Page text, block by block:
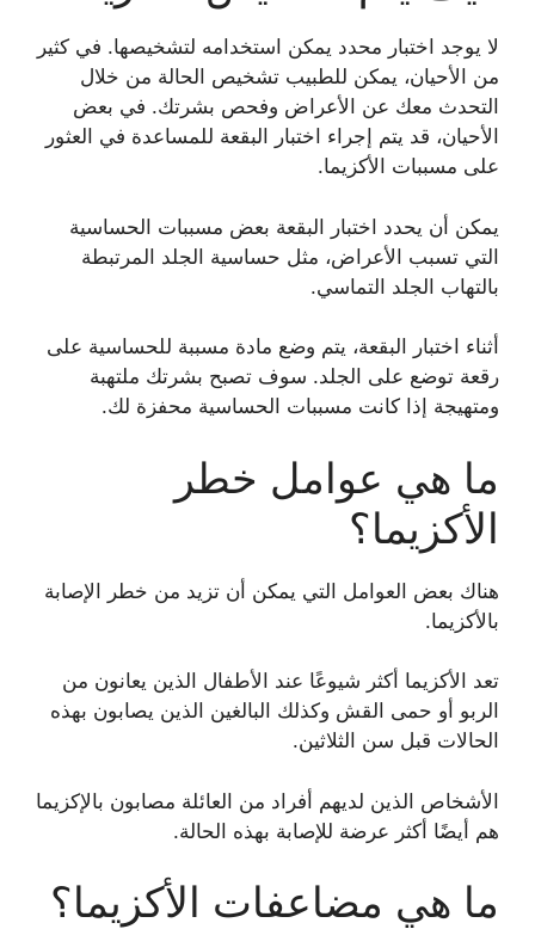
لا يوجد اختبار محدد يمكن استخدامه لتشخيصها. في كثير
من الأحيان، يمكن للطبيب تشخيص الحالة من خلال
التحدث معك عن الأعراض وفحص بشرتك. في بعض
الأحيان، قد يتم إجراء اختبار البقعة للمساعدة في العثور
على مسببات الأكزيما.
يمكن أن يحدد اختبار البقعة بعض مسببات الحساسية
التي تسبب الأعراض، مثل حساسية الجلد المرتبطة
بالتهاب الجلد التماسي.
أثناء اختبار البقعة، يتم وضع مادة مسببة للحساسية على
رقعة توضع على الجلد. سوف تصبح بشرتك ملتهبة
ومتهيجة إذا كانت مسببات الحساسية محفزة لك.
ما هي عوامل خطر
الأكزيما؟
هناك بعض العوامل التي يمكن أن تزيد من خطر الإصابة
بالأكزيما.
تعد الأكزيما أكثر شيوعًا عند الأطفال الذين يعانون من
الربو أو حمى القش وكذلك البالغين الذين يصابون بهذه
الحالات قبل سن الثلاثين.
الأشخاص الذين لديهم أفراد من العائلة مصابون بالإكزيما
هم أيضًا أكثر عرضة للإصابة بهذه الحالة.
ما هي مضاعفات الأكزيما؟